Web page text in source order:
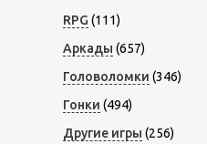
RPG (111)
Аркады (657)
Головоломки (346)
Гонки (494)
Другие игры (256)